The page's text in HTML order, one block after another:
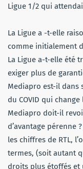
Ligue 1/2 qui
La Ligue a -t-elle
comme initialement
La Ligue a-t-elle été
exiger plus de
Mediapro est-il dans
du COVID qui
Mediapro doit-il
d’avantage pérenne
les chiffres de RTL,
termes, (soit autant
droits plus étoffés et